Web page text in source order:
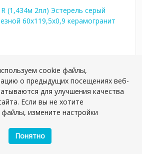
2пл) Эстерель серый
обрезной 60x119,5x0,9
cookie файлы,
о предыдущих посещениях веб-
для улучшения качества
Если вы не хотите
измените настройки
Понятно